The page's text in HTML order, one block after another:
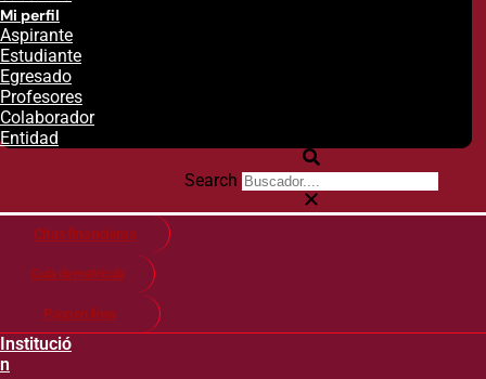
Mi perfil
Aspirante
Estudiante
Egresado
Profesores
Colaborador
Entidad
Search
Citas financieras
Guía de matricula
Pago en línea
Institució
n